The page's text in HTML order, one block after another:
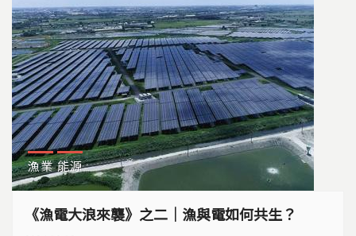
漁業 能源
《漁電大浪來襲》之二｜漁與電如何共生？